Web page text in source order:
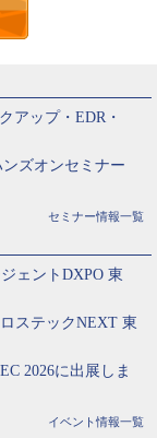
アップ・EDR・
ンズオンセミナー
セミナー情報一覧
ェントDXPO 東
ステックNEXT 東
2026に出展しま
イベント情報一覧